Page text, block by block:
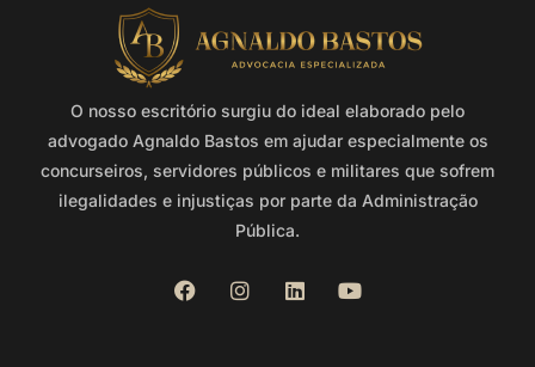
O nosso escritório surgiu do ideal elaborado pelo
advogado Agnaldo Bastos em ajudar especialmente os
concurseiros, servidores públicos e militares que sofrem
ilegalidades e injustiças por parte da Administração
Pública.